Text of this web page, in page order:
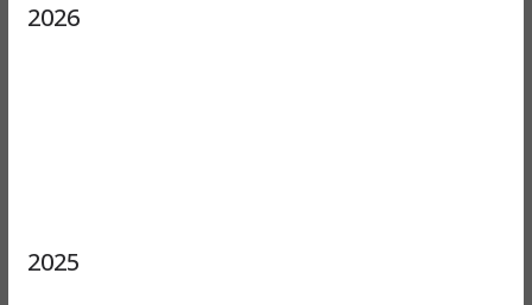
2026
2025